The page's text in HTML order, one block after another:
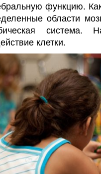
функцию.
области
система.
клетки.